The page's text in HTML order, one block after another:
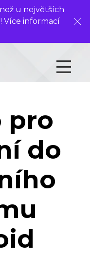
u největších
Více informací
pro
do